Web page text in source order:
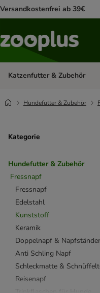
Versandkostenfrei ab 39€
Katzenfutter & Zubehör
Hundefutter & Zubehör
Kategorie
Hundefutter & Zubehör
Fressnapf
Fressnapf
Edelstahl
Kunststoff
Keramik
Doppelnapf & Napfständer
Anti Schling Napf
Schleckmatte &
Reisenapf